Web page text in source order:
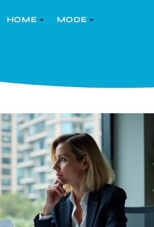
HOME MODE